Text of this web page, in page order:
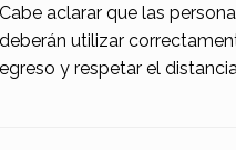
Cabe aclarar que las
deberán utilizar
egreso y respetar el